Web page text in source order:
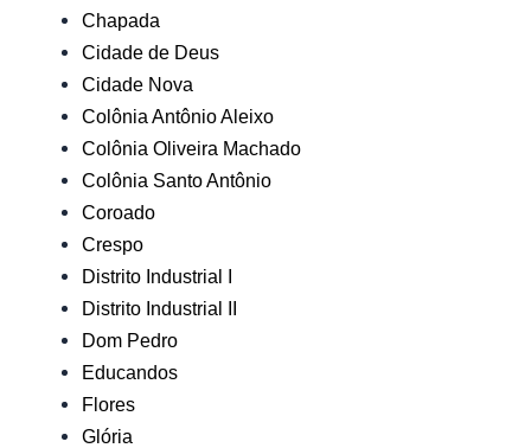
Chapada
Cidade de Deus
Cidade Nova
Colônia Antônio Aleixo
Colônia Oliveira Machado
Colônia Santo Antônio
Coroado
Crespo
Distrito Industrial I
Distrito Industrial II
Dom Pedro
Educandos
Flores
Glória